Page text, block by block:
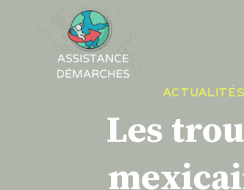
content
ACTUALITÉS
Les